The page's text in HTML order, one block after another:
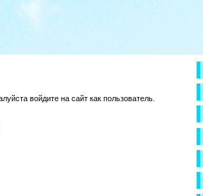
войдите на сайт как пользователь.